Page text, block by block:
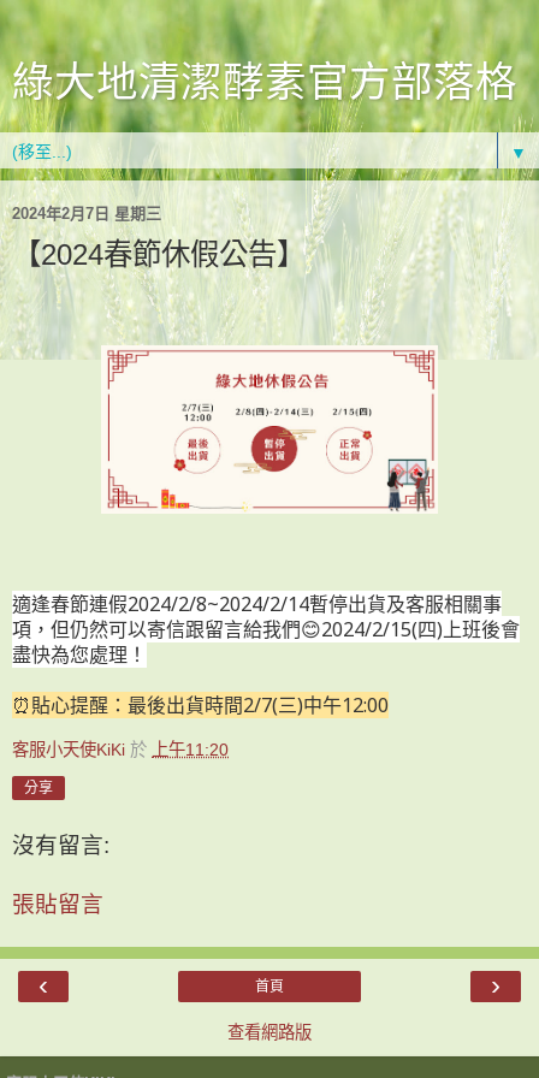
綠大地清潔酵素官方部落格
▼
2024年2月7日 星期三
【2024春節休假公告】
適逢春節連假2024/2/8~2024/2/14暫停出貨及客服相關事
項，但仍然可以寄信跟留言給我們😊2024/2/15(四)上班後會
盡快為您處理！
⏰貼心提醒：最後出貨時間2/7(三)中午12:00
客服小天使KiKi 於 上午11:20
分享
沒有留言:
張貼留言
‹ ›
首頁
查看網路版